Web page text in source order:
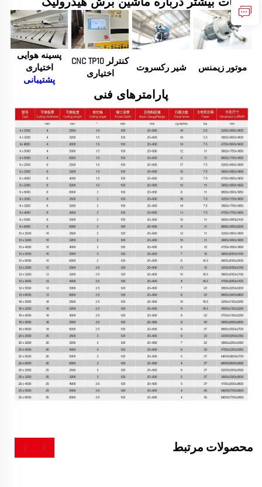
موتور زیمنس شیر رکسروت
کنترلر CNC TP10
اختیاری
پسینه هوایی
اختیاری
پشتیبانی
پارامترهای فنی
محصولات مرتبط